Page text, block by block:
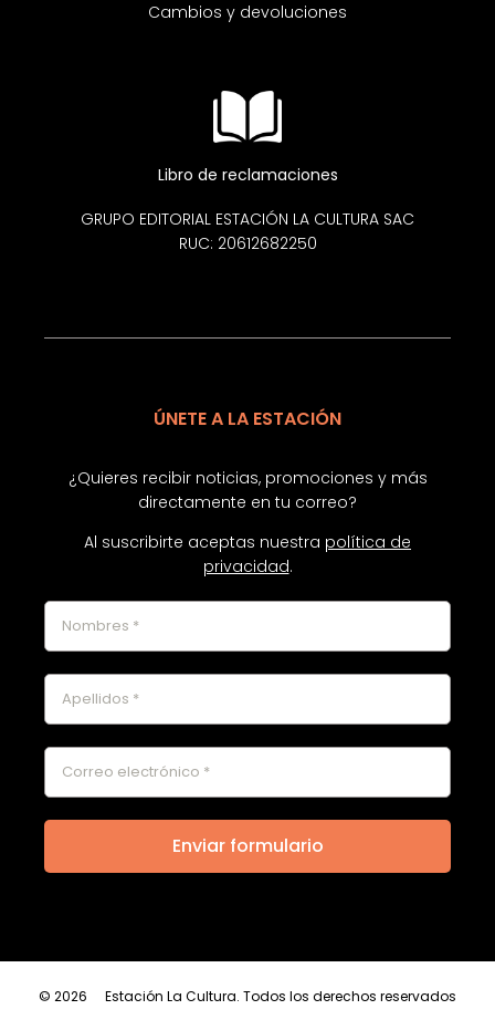
Cambios y devoluciones
Libro de reclamaciones
GRUPO EDITORIAL ESTACIÓN LA CULTURA SAC
RUC: 20612682250
ÚNETE A LA ESTACIÓN
¿Quieres recibir noticias, promociones y más
directamente en tu correo?
Al suscribirte aceptas nuestra política de
privacidad.
© 2026 Estación La Cultura. Todos los derechos reservados